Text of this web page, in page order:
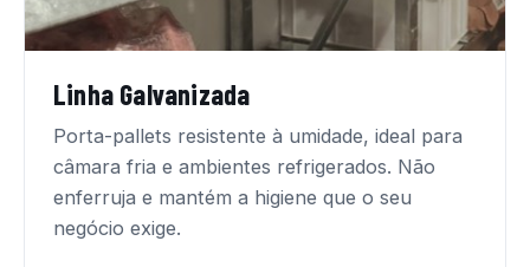
Linha Galvanizada
Porta-pallets resistente à umidade, ideal para
câmara fria e ambientes refrigerados. Não
enferruja e mantém a higiene que o seu
negócio exige.